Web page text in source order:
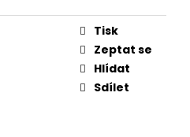
Tisk
Zeptat se
Hlídat
Sdílet